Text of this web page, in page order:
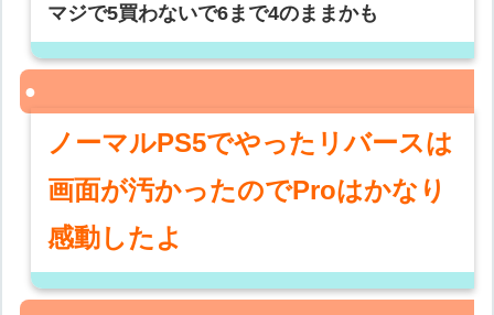
マジで5買わないで6まで4のままかも
ノーマルPS5でやったリバースは
画面が汚かったのでProはかなり
感動したよ